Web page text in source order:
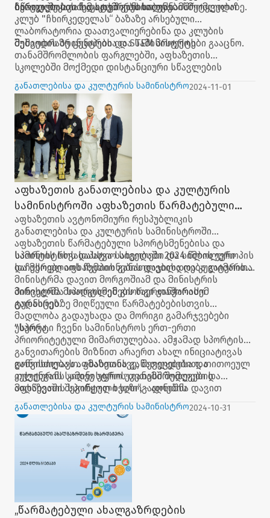
ჩართულობის საკითხი განიხილეს.
სწავლებასთან დაკავშირებით თანამშრომლობაზე.
ბერიკა შუკაკიძემ სტუმრებს საბუნებისმეტყველო
კლუბ "ჩხირკედელას“ ბაზაზე არსებული
ლაბორატორია დაათვალიერებინა და კლუბის
მუშაობის პრინციპები და STEM პროექტები გააცნო.
შეხვედრაზე ცენტრისა და სამინისტროს
თანამშრომლობის ფარგლებში, აფხაზეთის
სკოლებში მოქმედი დისტანციური სწავლების
გაძლიერების საკითხზეც იმსჯელეს
განათლებისა და კულტურის სამინისტრო2024-11-01
აფხაზეთის განათლებისა და კულტურის
სამინისტროში აფხაზეთის წარმატებული
სპორტსმენების დაჯილდოება გაიმართა
აფხაზეთის ავტონომიური რესპუბლიკის
განათლებისა და კულტურის სამინისტროში
აფხაზეთის წარმატებული სპორტსმენებისა და
სპორტის სხვადასხვა სახეობაში 2024 წლის ევროპის
და მსოფლიოს ჩემპიონების დაჯილდოება გაიმართა.
სამინისტროს საპატიო სიგელები და სიმბოლური
საჩუქრები აფხაზეთის განათლებისა და კულტურის
მინისტრმა დავით მორგოშიამ და მინისტრის
პირველმა მოადგილემ გიორგი ჯინჭარაძემ
გადასცეს.
მინისტრმა სპორტსმენებს საერთაშორისო
ტურნირებზე მიღწეული წარმატებებისთვის
მადლობა გადაუხადა და მორიგი გამარჯვებები
უსურვა.
"სპორტი ჩვენი სამინისტროს ერთ-ერთი
პრიორიტეტული მიმართულებაა. ამჟამად სპორტის
განვითარების მიზნით არაერთ ახალ ინიციატივას
განვიხილავთ. ამასთანავე, შევეცდებით, თითოეულ
თქვენგანს კიდევ უფრო უკეთესი შედეგების
მიღწევაში შეგიწყოთ ხელი“, - აღნიშნა დავით
მორგოშიამ.
ღონისძიებას აფხაზეთის განათლებისა და
კულტურის სამინისტროს თანამშრომლები და
აფხაზეთის სპორტული საზოგადოების
წარმომადგენლები ესწრებოდნენ.
განათლებისა და კულტურის სამინისტრო2024-10-31
„წარმატებული ახალგაზრდების